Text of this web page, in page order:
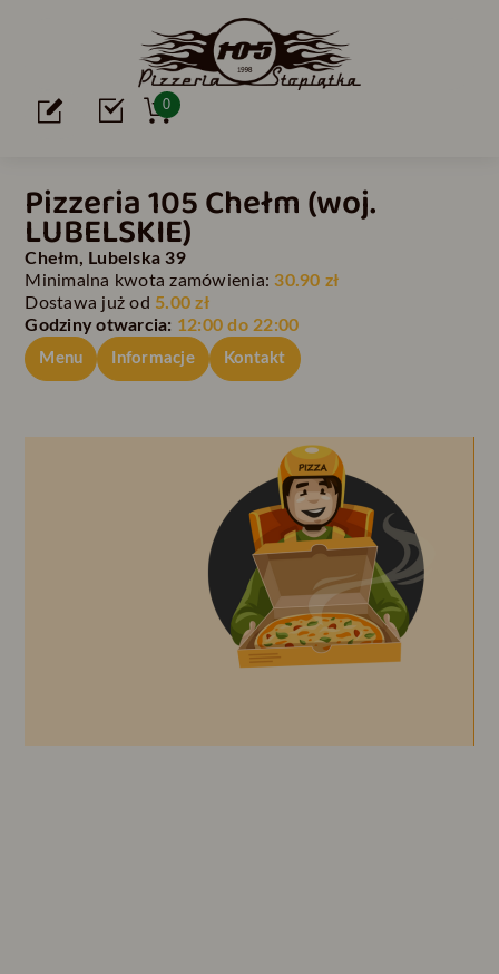
0
Pizzeria 105 Chełm (woj.
LUBELSKIE)
Chełm, Lubelska 39
Minimalna kwota zamówienia:30.90 zł
Dostawa już od 5.00 zł
Godziny otwarcia: 12:00 do 22:00
Menu Informacje Kontakt